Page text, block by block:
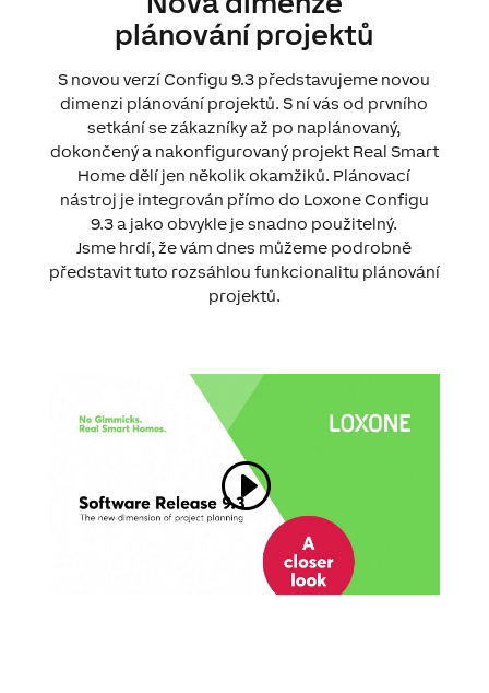
plánování projektů
S novou verzí Configu 9.3 představujeme novou
dimenzi plánování projektů. S ní vás od prvního
setkání se zákazníky až po naplánovaný,
dokončený a nakonfigurovaný projekt Real Smart
Home dělí jen několik okamžiků. Plánovací
nástroj je integrován přímo do Loxone Configu
9.3 a jako obvykle je snadno použitelný.
Jsme hrdí, že vám dnes můžeme podrobně
představit tuto rozsáhlou funkcionalitu plánování
projektů.